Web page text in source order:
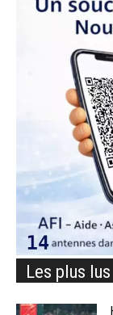
Les plus lus